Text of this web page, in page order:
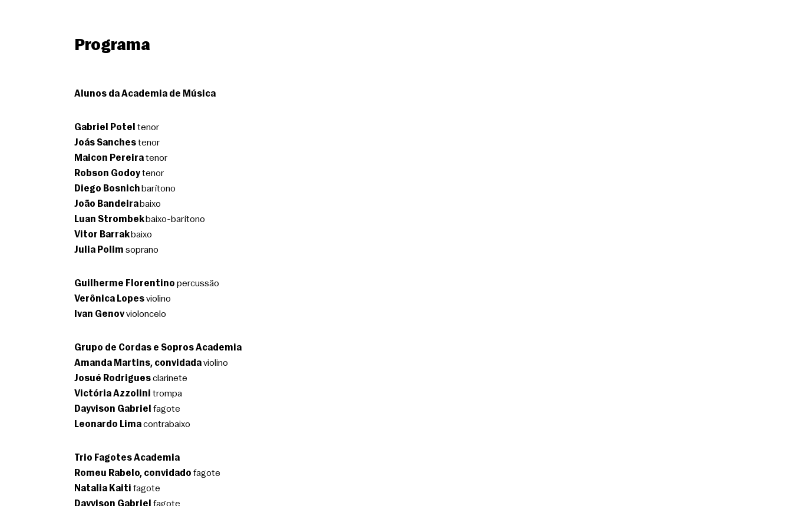
Programa
Alunos da Academia de Música
Gabriel Potel tenor
Joás Sanches tenor
Maicon Pereira tenor
Robson Godoy tenor
Diego Bosnich barítono
João Bandeira baixo
Luan Strombek baixo-barítono
Vitor Barrak baixo
Julia Polim soprano
Guilherme Florentino percussão
Verônica Lopes violino
Ivan Genov violoncelo
Grupo de Cordas e Sopros Academia
Amanda Martins, convidada violino
Josué Rodrigues clarinete
Victória Azzolini trompa
Dayvison Gabriel fagote
Leonardo Lima contrabaixo
Trio Fagotes Academia
Romeu Rabelo, convidado fagote
Natalia Kaiti fagote